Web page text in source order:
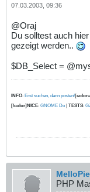
07.03.2003, 09:36
@Oraj
Du solltest auch
gezeigt werden..
$DB_Select =
INFO: Erst suchen, dann posten!
[/color]NICE: GNOME Do | TESTS:
MelloPie
PHP